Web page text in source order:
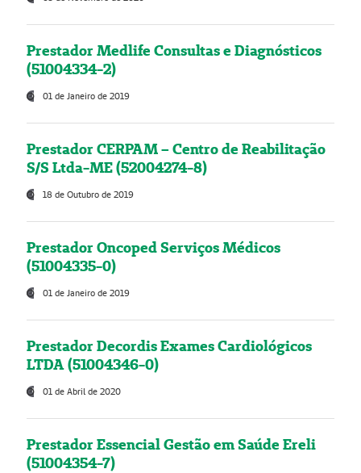
Prestador Medlife Consultas e Diagnósticos
(51004334-2)
01 de Janeiro de 2019
Prestador CERPAM – Centro de Reabilitação
S/S Ltda-ME (52004274-8)
18 de Outubro de 2019
Prestador Oncoped Serviços Médicos
(51004335-0)
01 de Janeiro de 2019
Prestador Decordis Exames Cardiológicos
LTDA (51004346-0)
01 de Abril de 2020
Prestador Essencial Gestão em Saúde Ereli
(51004354-7)